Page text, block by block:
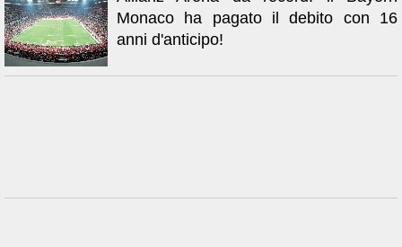
Monaco ha pagato il debito con 16
anni d'anticipo!